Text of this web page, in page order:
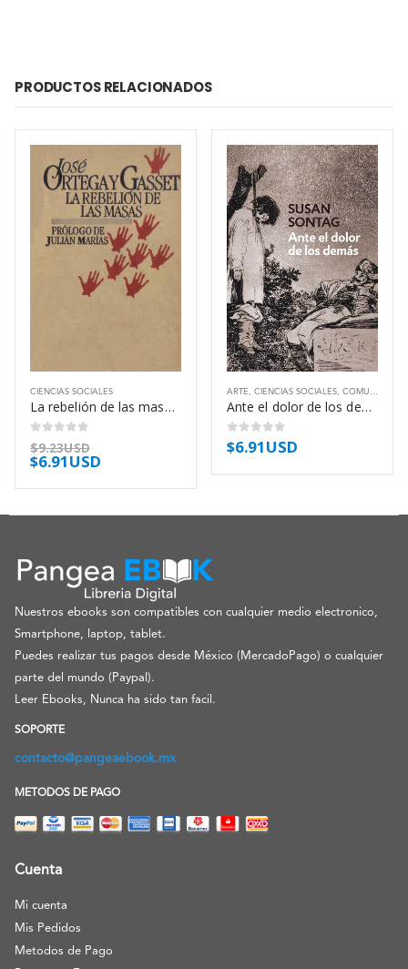
PRODUCTOS RELACIONADOS
CIENCIAS SOCIALES
La rebelión de las masas – José Ortega y Gasset
0out of 5
$9.23USD
$6.91USD
ARTE , CIENCIAS SOCIALES, COMUNICACIÓN
Ante el dolor de los demás – Susan Sontag
0out of 5
$6.91USD
Nuestros ebooks son compatibles con cualquier medio electronico,
Smartphone, laptop, tablet.
Puedes realizar tus pagos desde México (MercadoPago) o cualquier
parte del mundo (Paypal).
Leer Ebooks, Nunca ha sido tan facil.
SOPORTE
contacto@pangeaebook.mx
METODOS DE PAGO
Cuenta
Mi cuenta
Mis Pedidos
Metodos de Pago